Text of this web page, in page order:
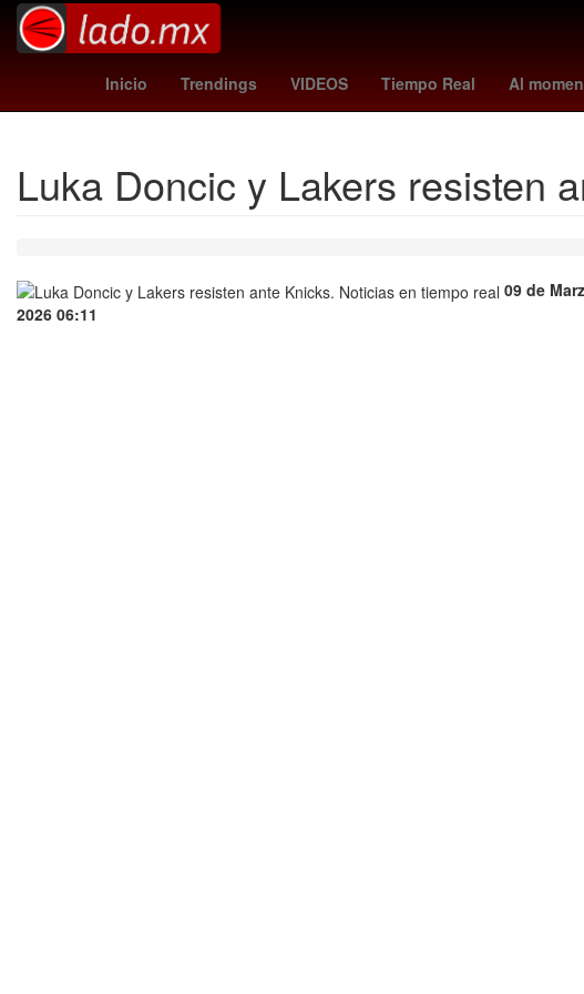
Inicio Trendings VIDEOS Tiempo Real Al
2 de Octubre Senador Nueva York Brasil Semana Santa
Luka Doncic y Lakers resisten
09 de
2026 06:11